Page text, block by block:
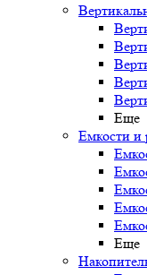
Еще
Емкости и
Еще